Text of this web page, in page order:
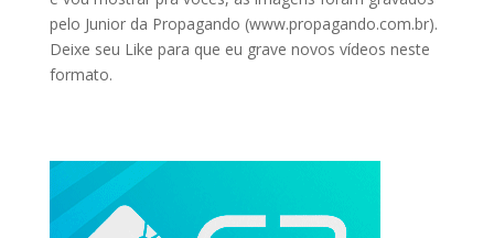
pelo Junior da Propagando (www.propagando.com.br).
Deixe seu Like para que eu grave novos vídeos neste
formato.